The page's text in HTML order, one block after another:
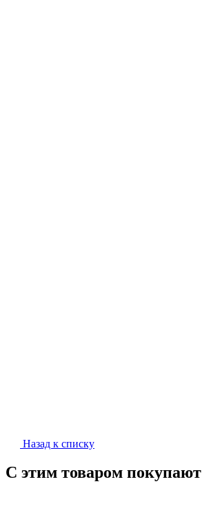
Назад к списку
С этим товаром покупают